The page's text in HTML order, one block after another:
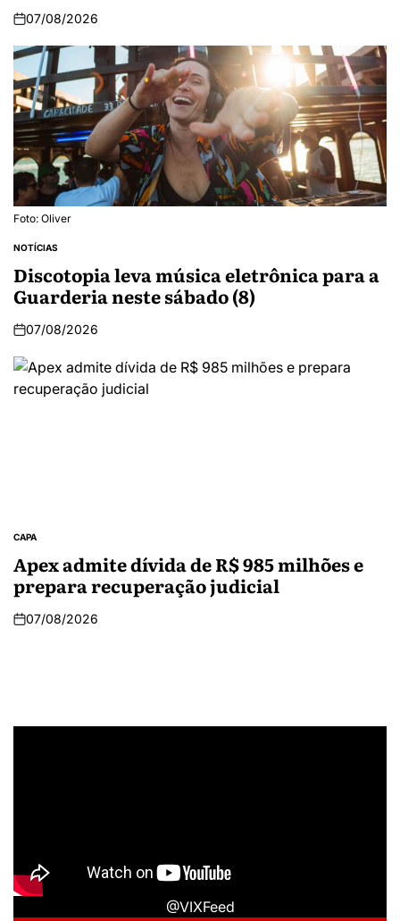
07/08/2026
Foto: Oliver
NOTÍCIAS
Discotopia leva música eletrônica para a
Guarderia neste sábado (8)
07/08/2026
CAPA
Apex admite dívida de R$ 985 milhões e
prepara recuperação judicial
07/08/2026
@VIXFeed